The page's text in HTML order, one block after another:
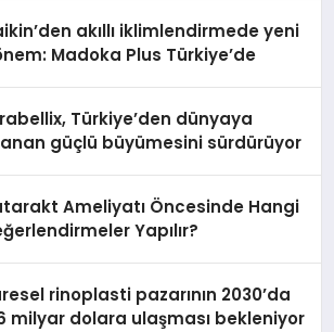
akıllı iklimlendirmede yeni
Madoka Plus Türkiye’de
Türkiye’den dünyaya
güçlü büyümesini sürdürüyor
Ameliyatı Öncesinde Hangi
Yapılır?
rinoplasti pazarının 2030’da
milyar dolara ulaşması bekleniyor